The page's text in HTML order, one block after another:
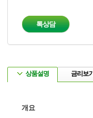
톡상담
상품설명 금리보기
개요